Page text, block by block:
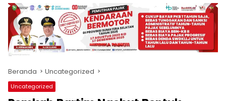
produk
antara
lain
mampu
menjadi
komunikasi
usaha
(beriklan),
Beranda Uncategorized
Uncategorized